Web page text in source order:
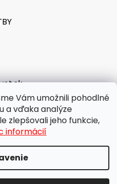
Vám umožnili pohodlné
a vďaka analýze
zlepšovali jeho funkcie,
informácií